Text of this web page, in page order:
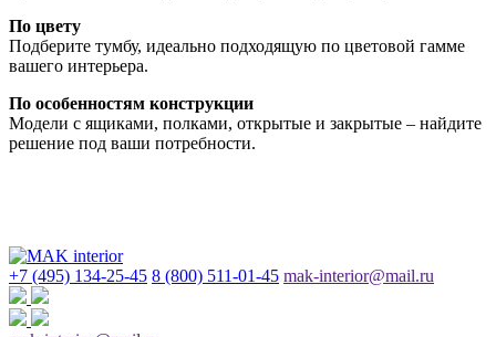
По цвету
Подберите тумбу, идеально подходящую по цветовой гамме
вашего интерьера.
По особенностям конструкции
Модели с ящиками, полками, открытые и закрытые – найдите
решение под ваши потребности.
+7 (495) 134-25-45 8 (800) 511-01-45 mak-interior@mail.ru